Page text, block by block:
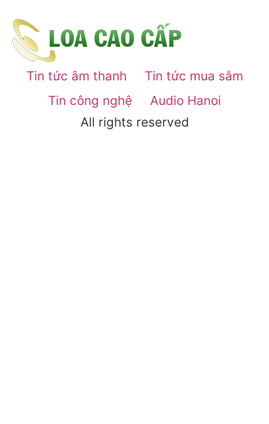
Tin tức âm thanh
Tin tức mua sắm
Tin công nghệ
Audio Hanoi
All rights reserved